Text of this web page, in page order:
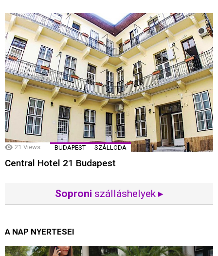
21 Views BUDAPEST SZÁLLODA
Central Hotel 21 Budapest
Soproni szálláshelyek ▸
A NAP NYERTESEI